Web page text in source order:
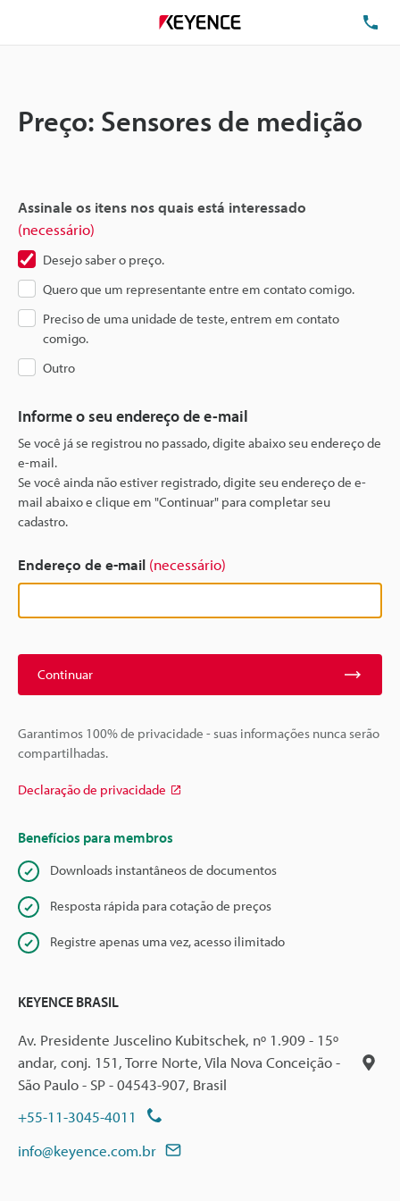
Preço: Sensores de medição
Assinale os itens nos quais está interessado
(necessário)
Desejo saber o preço.
Quero que um representante entre em contato comigo.
Preciso de uma unidade de teste, entrem em contato
comigo.
Outro
Informe o seu endereço de e-mail
Se você já se registrou no passado, digite abaixo seu endereço de
e-mail.
Se você ainda não estiver registrado, digite seu endereço de e-
mail abaixo e clique em "Continuar" para completar seu
cadastro.
Endereço de e-mail (necessário)
Continuar
Garantimos 100% de privacidade - suas informações nunca serão
compartilhadas.
Declaração de privacidade
Benefícios para membros
Downloads instantâneos de documentos
Resposta rápida para cotação de preços
Registre apenas uma vez, acesso ilimitado
KEYENCE BRASIL
Av. Presidente Juscelino Kubitschek, nº 1.909 - 15º
andar, conj. 151, Torre Norte, Vila Nova Conceição -
São Paulo - SP - 04543-907, Brasil
+55-11-3045-4011
info@keyence.com.br